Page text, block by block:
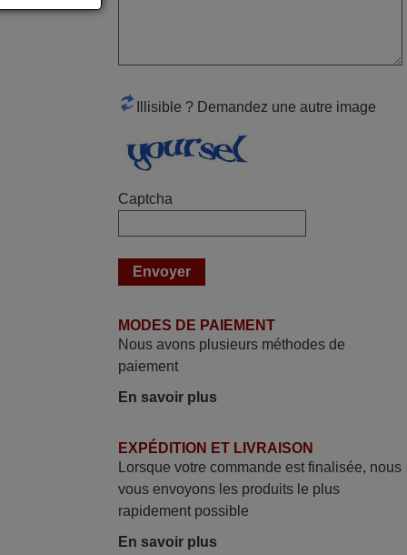
K7-DVD étaient inopérants. Voilà de quoi
Panasonic haut de gamme des années
90
expédiée Je vous en remercie d’avance
et attend la réception Encore merci
mars 2026
La telecommande fonctionne tres bien, et
service rapide super.
Illisible ? Demandez une autre image
Captcha
MODES DE PAIEMENT
Nous avons plusieurs méthodes de
paiement
En savoir plus
EXPÉDITION ET LIVRAISON
Lorsque votre commande est finalisée, nous
vous envoyons les produits le plus
rapidement possible
En savoir plus